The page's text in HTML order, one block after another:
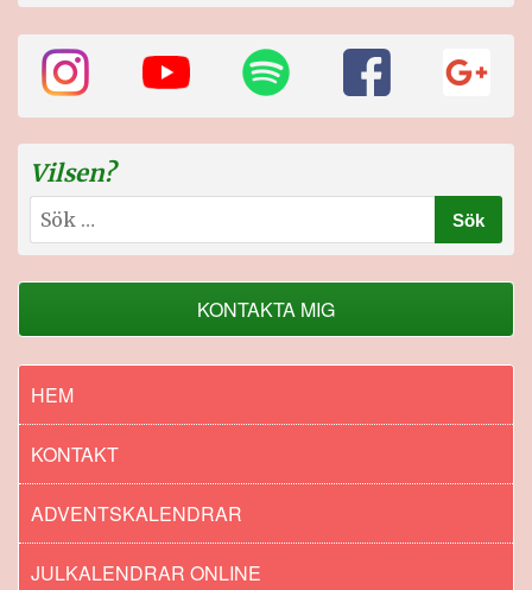
Vilsen?
Sök
efter:
KONTAKTA MIG
HEM
KONTAKT
ADVENTSKALENDRAR
JULKALENDRAR ONLINE